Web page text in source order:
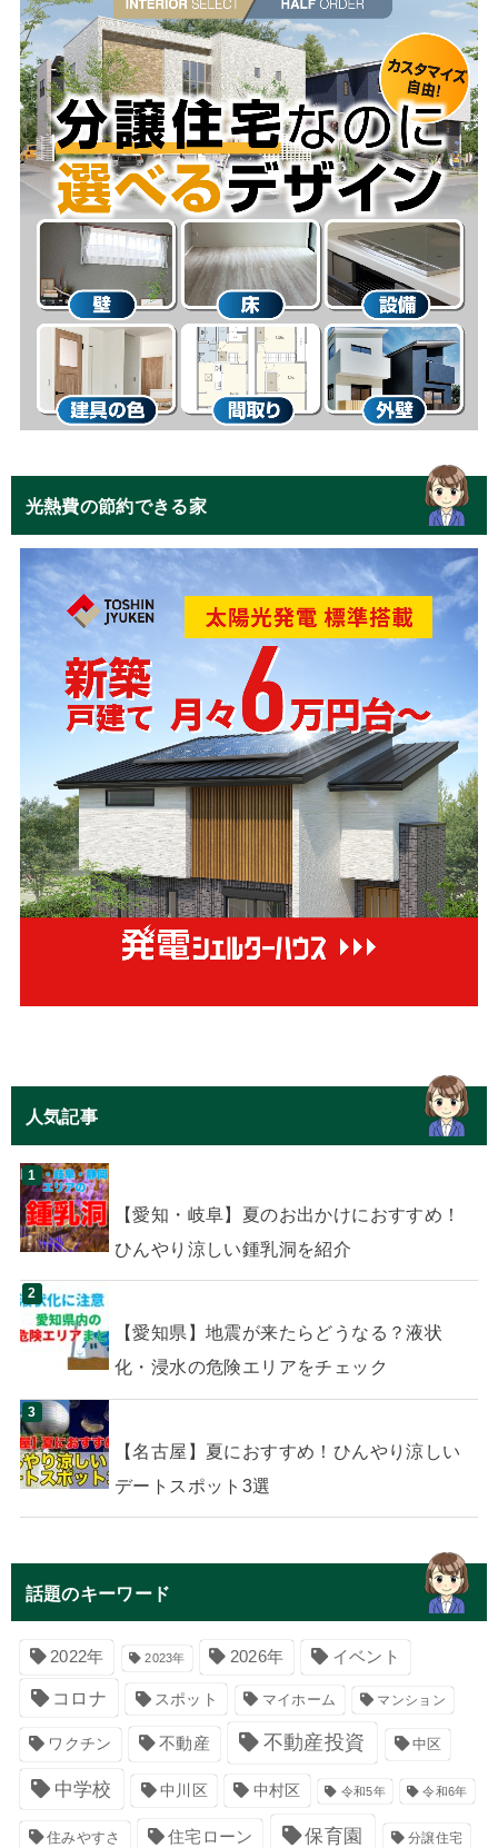
光熱費の節約できる家
人気記事
【愛知・岐阜】夏のお出かけにおすすめ！
ひんやり涼しい鍾乳洞を紹介
【愛知県】地震が来たらどうなる？液状
化・浸水の危険エリアをチェック
【名古屋】夏におすすめ！ひんやり涼しい
デートスポット3選
話題のキーワード
2022年 2023年 2026年 イベント
コロナ スポット マイホーム マンション
ワクチン 不動産 不動産投資 中区
中学校 中川区 中村区 令和5年 令和6年
住みやすさ 住宅ローン 保育園 分譲住宅